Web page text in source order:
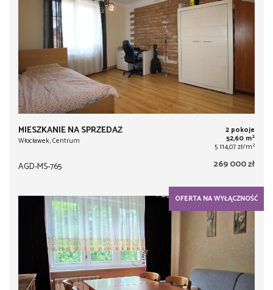
MIESZKANIE NA SPRZEDAŻ
Włocławek, Centrum
2 pokoje
52,60 m2
5 114,07 zł/m2
AGD-MS-765 269 000 zł
OFERTA NA WYŁĄCZNOŚĆ